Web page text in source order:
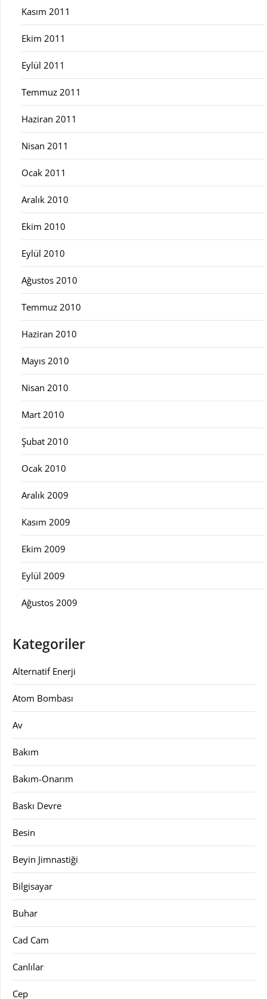
Kasım 2011
Ekim 2011
Eylül 2011
Temmuz 2011
Haziran 2011
Nisan 2011
Ocak 2011
Aralık 2010
Ekim 2010
Eylül 2010
Ağustos 2010
Temmuz 2010
Haziran 2010
Mayıs 2010
Nisan 2010
Mart 2010
Şubat 2010
Ocak 2010
Aralık 2009
Kasım 2009
Ekim 2009
Eylül 2009
Ağustos 2009
Kategoriler
Alternatif Enerji
Atom Bombası
Av
Bakım
Bakım-Onarım
Baskı Devre
Besin
Beyin Jimnastiği
Bilgisayar
Buhar
Cad Cam
Canlılar
Cep